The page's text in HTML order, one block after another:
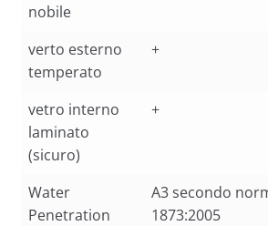
nobile
verto esterno
temperato
+
vetro interno
laminato
(sicuro)
+
Water
Penetration
A3 secondo
1873:2005